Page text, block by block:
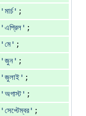
' মার্চ' ;
' এপ্রিল ' ;
' মে ' ;
' জুন ' ;
' জুলাই ' ;
' অগাস্ট ' ;
' সেপ্টেম্বর ' ;